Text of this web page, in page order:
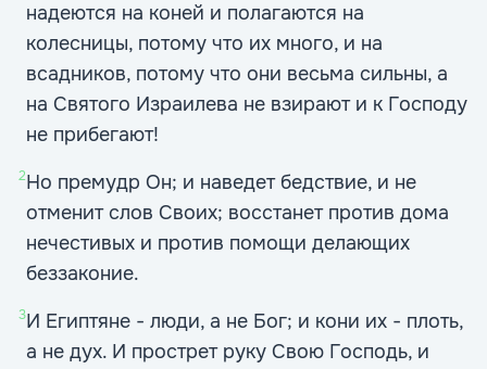
надеются на коней и полагаются на
колесницы, потому что их много, и на
всадников, потому что они весьма сильны, а
на Святого Израилева не взирают и к Господу
не прибегают!
2Но премудр Он; и наведет бедствие, и не
отменит слов Своих; восстанет против дома
нечестивых и против помощи делающих
беззаконие.
3И Египтяне - люди, а не Бог; и кони их - плоть,
а не дух. И прострет руку Свою Господь, и